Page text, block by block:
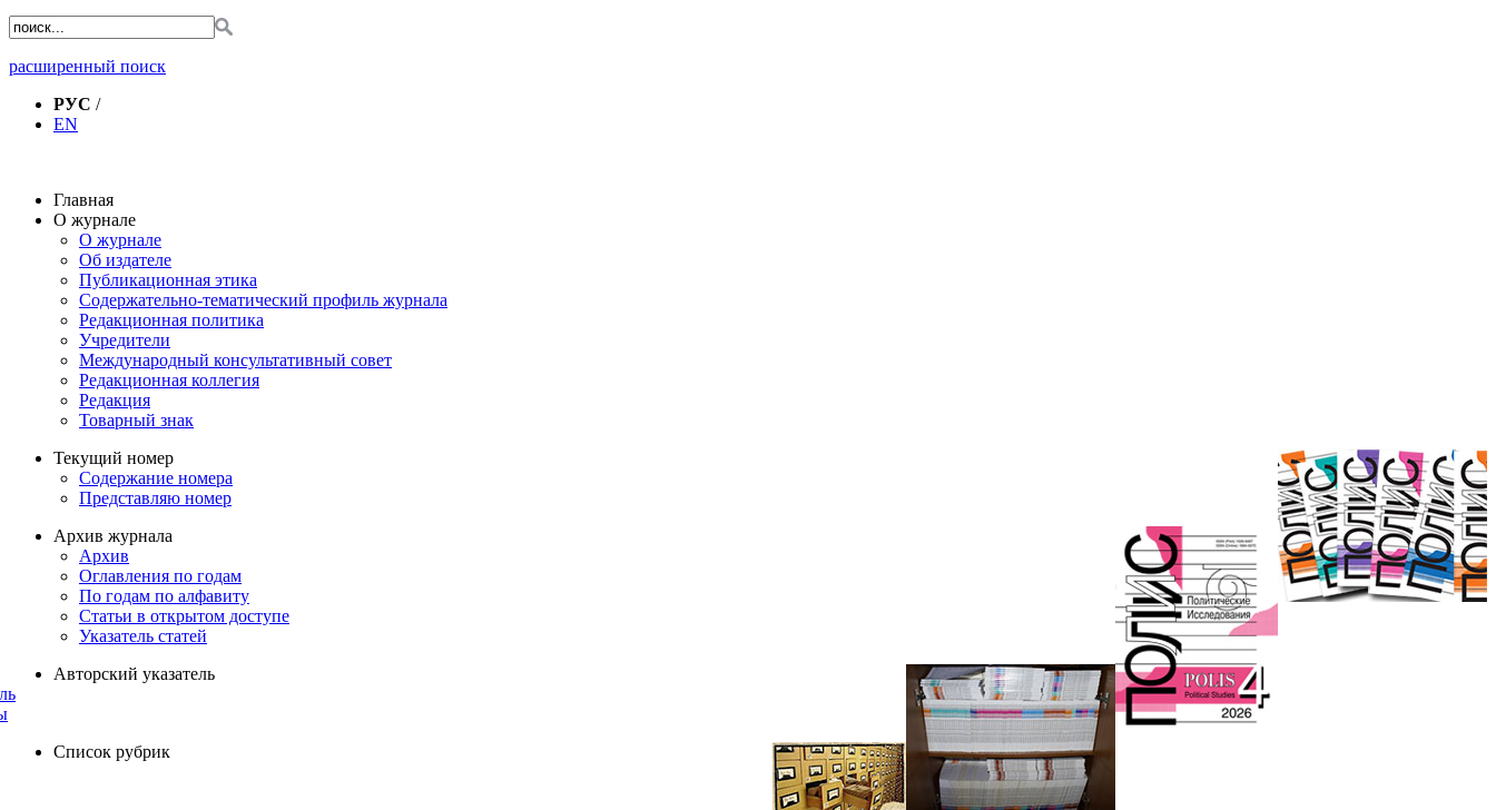
расширенный поиск
РУС /
EN
Главная
О журнале
О журнале
Об издателе
Публикационная этика
Содержательно-тематический профиль журнала
Редакционная политика
Учредители
Международный консультативный совет
Редакционная коллегия
Редакция
Товарный знак
Текущий номер
Содержание номера
Представляю номер
Архив журнала
Архив
Оглавления по годам
По годам по алфавиту
Статьи в открытом доступе
Указатель статей
Авторский указатель
Список рубрик